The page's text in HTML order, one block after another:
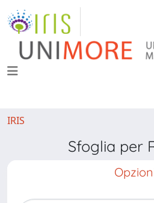
IRIS
Sfoglia per